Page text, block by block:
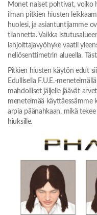
Monet naiset pohtivat, voiko
ilman pitkien hiusten
huolesi, ja asiantuntijamme
tilannetta. Vaikka
lahjoittajavyöhyke vaatii
neliösenttimetrin alueella.
Pitkien hiusten käytön edut
Edullisella F.U.E.-
mahdolliset jäljelle jäävät
menetelmää käyttäessämme
arpia päänahkaan, mikä
hiuksille.